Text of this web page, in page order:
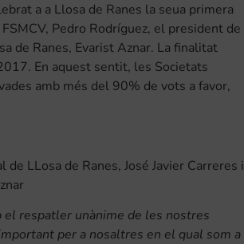
a a Llosa de Ranes la seua primera
Pedro Rodríguez, el president de
de Ranes, Evarist Aznar. La finalitat
En aquest sentit, les Societats
amb més del 90% de vots a favor,
LLosa de Ranes, José Javier Carreres i
respatler unànime de les nostres
per a nosaltres en el qual som a